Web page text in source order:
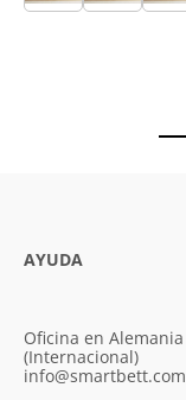
AYUDA
Oficina en Alemania
(Internacional)
info@smartbett.com